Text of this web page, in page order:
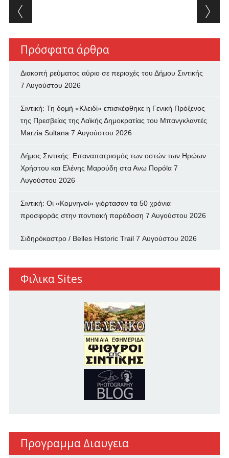
Post navigation
Πρόσφατα άρθρα
Διακοπή ρεύματος αύριο σε περιοχές του Δήμου Σιντικής
7 Αυγούστου 2026
Σιντική: Τη δομή «Κλειδί» επισκέφθηκε η Γενική Πρόξενος
της Πρεσβείας της Λαϊκής Δημοκρατίας του Μπανγκλαντές
Marzia Sultana 7 Αυγούστου 2026
Δήμος Σιντικής: Επαναπατρισμός των oστών των Ηρώων
Χρήστου και Ελένης Μαρούδη στα Ανω Πορόϊα 7
Αυγούστου 2026
Σιντική: Οι «Κομνηνοί» γιόρτασαν τα 50 χρόνια
προσφοράς στην ποντιακή παράδοση 7 Αυγούστου 2026
Σιδηρόκαστρο / Belles Historic Trail 7 Αυγούστου 2026
Φιλικα Sites
Προγραμμα Διαυγεια